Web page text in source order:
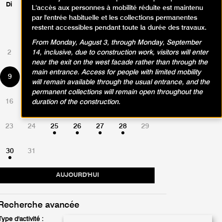
Di Lu Ma Ve Sa
AUJOURD'HUI
1
2 3 4 5 6 7 8
9 11 12 13 14
16 17 18 19 20 21
23 24 25 26 27 28 29
30 31
avancée
d'activité :
L'accès aux personnes à mobilité réduite est maintenu
par l'entrée habituelle et les collections permanentes
restent accessibles pendant toute la durée des travaux.
From Monday, August 3, through Monday, September
14, inclusive, due to construction work, visitors will enter
near the exit on the west facade rather than through the
main entrance. Access for people with limited mobility
will remain available through the usual entrance, and the
permanent collections will remain open throughout the
duration of the construction.